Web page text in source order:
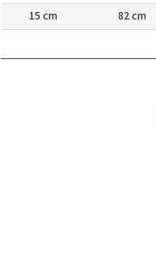
15 cm
82 cm